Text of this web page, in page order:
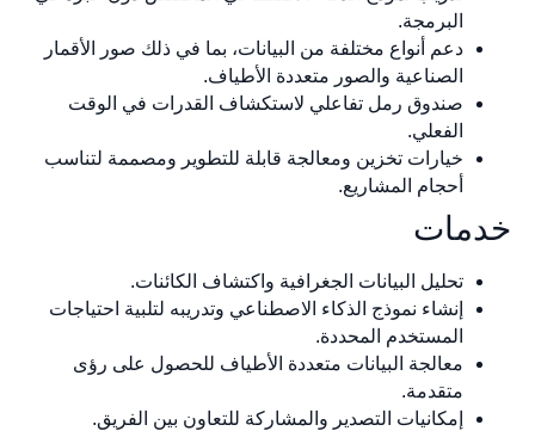
البرمجة.
دعم أنواع مختلفة من البيانات، بما في ذلك صور الأقمار
الصناعية والصور متعددة الأطياف.
صندوق رمل تفاعلي لاستكشاف القدرات في الوقت
خيارات تخزين ومعالجة قابلة للتطوير ومصممة لتناسب
أحجام المشاريع.
تحليل البيانات الجغرافية واكتشاف الكائنات.
إنشاء نموذج الذكاء الاصطناعي وتدريبه لتلبية احتياجات
المستخدم المحددة.
معالجة البيانات متعددة الأطياف للحصول على رؤى
متقدمة.
إمكانيات التصدير والمشاركة للتعاون بين الفريق.